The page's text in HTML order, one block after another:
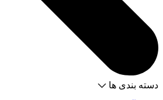
دسته بندی ها